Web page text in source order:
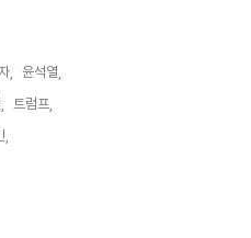
,
윤석열,
트럼프,